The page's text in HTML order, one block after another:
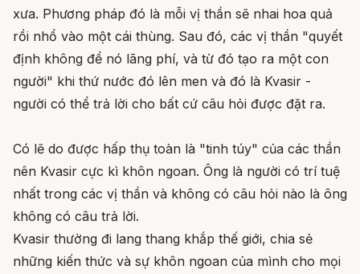
xưa. Phương pháp đó là mỗi vị thần sẽ nhai hoa quả
rồi nhổ vào một cái thùng. Sau đó, các vị thần "quyết
định không để nó lãng phí, và từ đó tạo ra một con
người" khi thứ nước đó lên men và đó là Kvasir -
người có thể trả lời cho bất cứ câu hỏi được đặt ra.
Có lẽ do được hấp thụ toàn là "tinh túy" của các thần
nên Kvasir cực kì khôn ngoan. Ông là người có trí tuệ
nhất trong các vị thần và không có câu hỏi nào là ông
không có câu trả lời.
Kvasir thường đi lang thang khắp thế giới, chia sẻ
những kiến thức và sự khôn ngoan của mình cho mọi